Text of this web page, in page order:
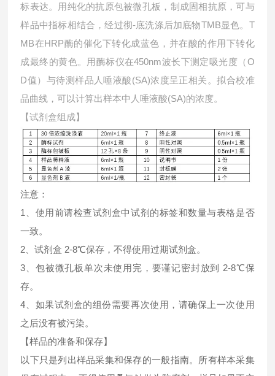
标表达。用纯化的抗原包被微孔板，制成固相抗原，可与
样品中指标相结合，经过彻-底洗涤后加底物TMB显色。T
MB在HRP酶的催化下转化成蓝色，并在酸的作用下转化
成最终的黄色。用酶标仪在450nm波长下测定吸光度（O
D值）与待测样品人唾液酸(SA)浓度呈正相关。拟合校准
品曲线，可以计算出样本中 人唾液酸(SA)的浓度。
【试剂盒组成】
注意：
1、使用前请检查试剂盒中试剂的标签和数量与表格是否
一致。
2、试剂盒 2-8℃保存，不得使用过期试剂盒。
3、包被微孔板单次未使用完，要谨记密封放到 2-8℃保
存。
4、如果试剂盒的组份需要再次使用，请确保上一次使用
之后没有被污染。
【样品的准备和保存】
以下只是列出样品采集和保存的一般指南。所有样本采集